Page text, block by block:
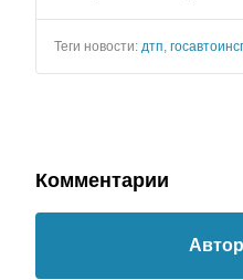
Теги новости: дтп
Комментарии